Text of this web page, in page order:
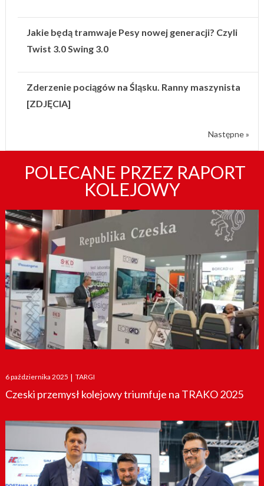
Jakie będą tramwaje Pesy nowej generacji? Czyli
Twist 3.0 Swing 3.0
Zderzenie pociągów na Śląsku. Ranny maszynista
[ZDJĘCIA]
Następne »
POLECANE PRZEZ RAPORT
KOLEJOWY
Posted
on
6 października 2025 | TARGI
Czeski przemysł kolejowy triumfuje na TRAKO 2025